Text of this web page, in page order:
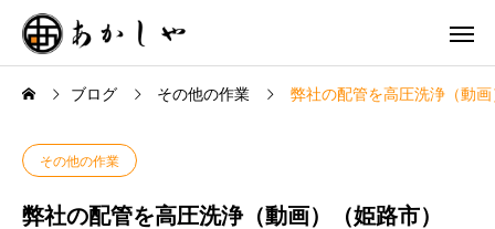
ブログ その他の作業 弊社の配管を高圧洗浄（動
その他の作業
弊社の配管を高圧洗浄（動画）（姫路市）